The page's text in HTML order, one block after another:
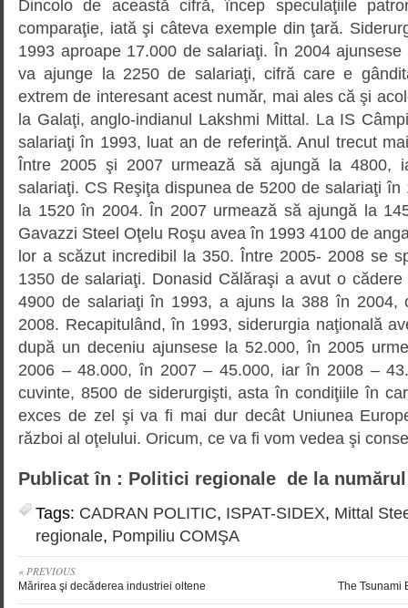
Dincolo de această cifră, încep speculaţiile
comparaţie, iată şi câteva exemple din ţară.
1993 aproape 17.000 de salariaţi. În 2004
va ajunge la 2250 de salariaţi, cifră care e
extrem de interesant acest număr, mai ales că şi
la Galaţi, anglo-indianul Lakshmi Mittal. La IS
salariaţi în 1993, luat an de referinţă. Anul trecut
Între 2005 şi 2007 urmează să ajungă la 4800,
salariaţi. CS Reşiţa dispunea de 5200 de salariaţi în
la 1520 în 2004. În 2007 urmează să ajungă la
Gavazzi Steel Oţelu Roşu avea în 1993 4100 de
lor a scăzut incredibil la 350. Între 2005- 2008 se
1350 de salariaţi. Donasid Călăraşi a avut o
4900 de salariaţi în 1993, a ajuns la 388 în 2004,
2008. Recapitulând, în 1993, siderurgia naţională
după un deceniu ajunsese la 52.000, în 2005
2006 – 48.000, în 2007 – 45.000, iar în 2008 –
cuvinte, 8500 de siderurgişti, asta în condiţiile în
exces de zel şi va fi mai dur decât Uniunea
război al oţelului. Oricum, ce va fi vom vedea şi
Publicat în : Politici regionale de la numărul
Tags: CADRAN POLITIC, ISPAT-SIDEX, Mittal
regionale, Pompiliu COMŞA
« PREVIOUS
Mărirea şi decăderea industriei oltene The Tsunami